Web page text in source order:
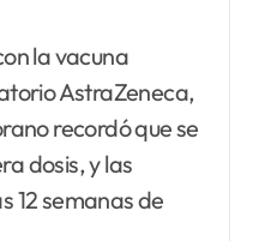
la vacuna
AstraZeneca,
recordó que se
dosis, y las
12 semanas de